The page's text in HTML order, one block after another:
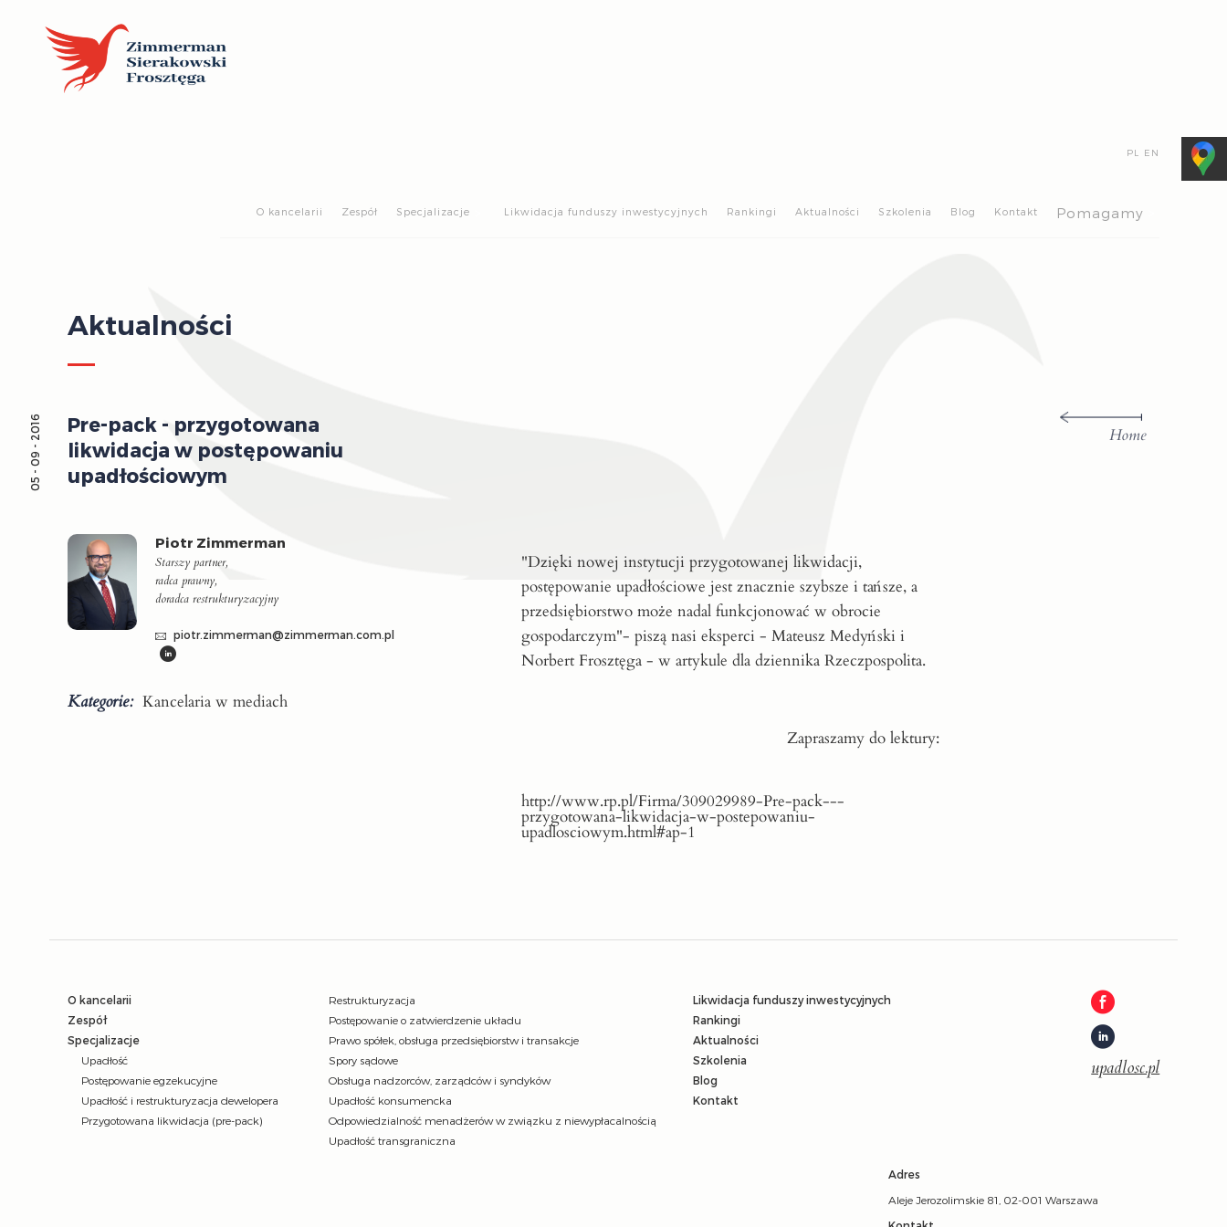
PL EN
O kancelarii Zespół Specjalizacje Likwidacja funduszy inwestycyjnych Rankingi Aktualności Szkolenia Blog Kontakt Pomagamy
Aktualności
Home
Pre-pack - przygotowana
likwidacja w postępowaniu
upadłościowym
05 - 09 - 2016
Piotr Zimmerman
Starszy partner,
radca prawny,
doradca restrukturyzacyjny
piotr.zimmerman@zimmerman.com.pl
Kategorie: Kancelaria w mediach
"Dzięki nowej instytucji przygotowanej likwidacji,
postępowanie upadłościowe jest znacznie szybsze i tańsze, a
przedsiębiorstwo może nadal funkcjonować w obrocie
gospodarczym"- piszą nasi eksperci - Mateusz Medyński i
Norbert Frosztęga - w artykule dla dziennika Rzeczpospolita.
Zapraszamy do lektury:
http://www.rp.pl/Firma/309029989-Pre-pack---
przygotowana-likwidacja-w-postepowaniu-
upadlosciowym.html#ap-1
O kancelarii
Zespół
Specjalizacje
Upadłość
Postępowanie egzekucyjne
Upadłość i restrukturyzacja dewelopera
Przygotowana likwidacja (pre-pack)
Restrukturyzacja
Postępowanie o zatwierdzenie układu
Prawo spółek, obsługa przedsiębiorstw i transakcje
Spory sądowe
Obsługa nadzorców, zarządców i syndyków
Upadłość konsumencka
Odpowiedzialność menadżerów w związku z niewypłacalnością
Upadłość transgraniczna
Likwidacja funduszy inwestycyjnych
Rankingi
Aktualności
Szkolenia
Blog
Kontakt
upadlosc.pl
Adres
Aleje Jerozolimskie 81, 02-001 Warszawa